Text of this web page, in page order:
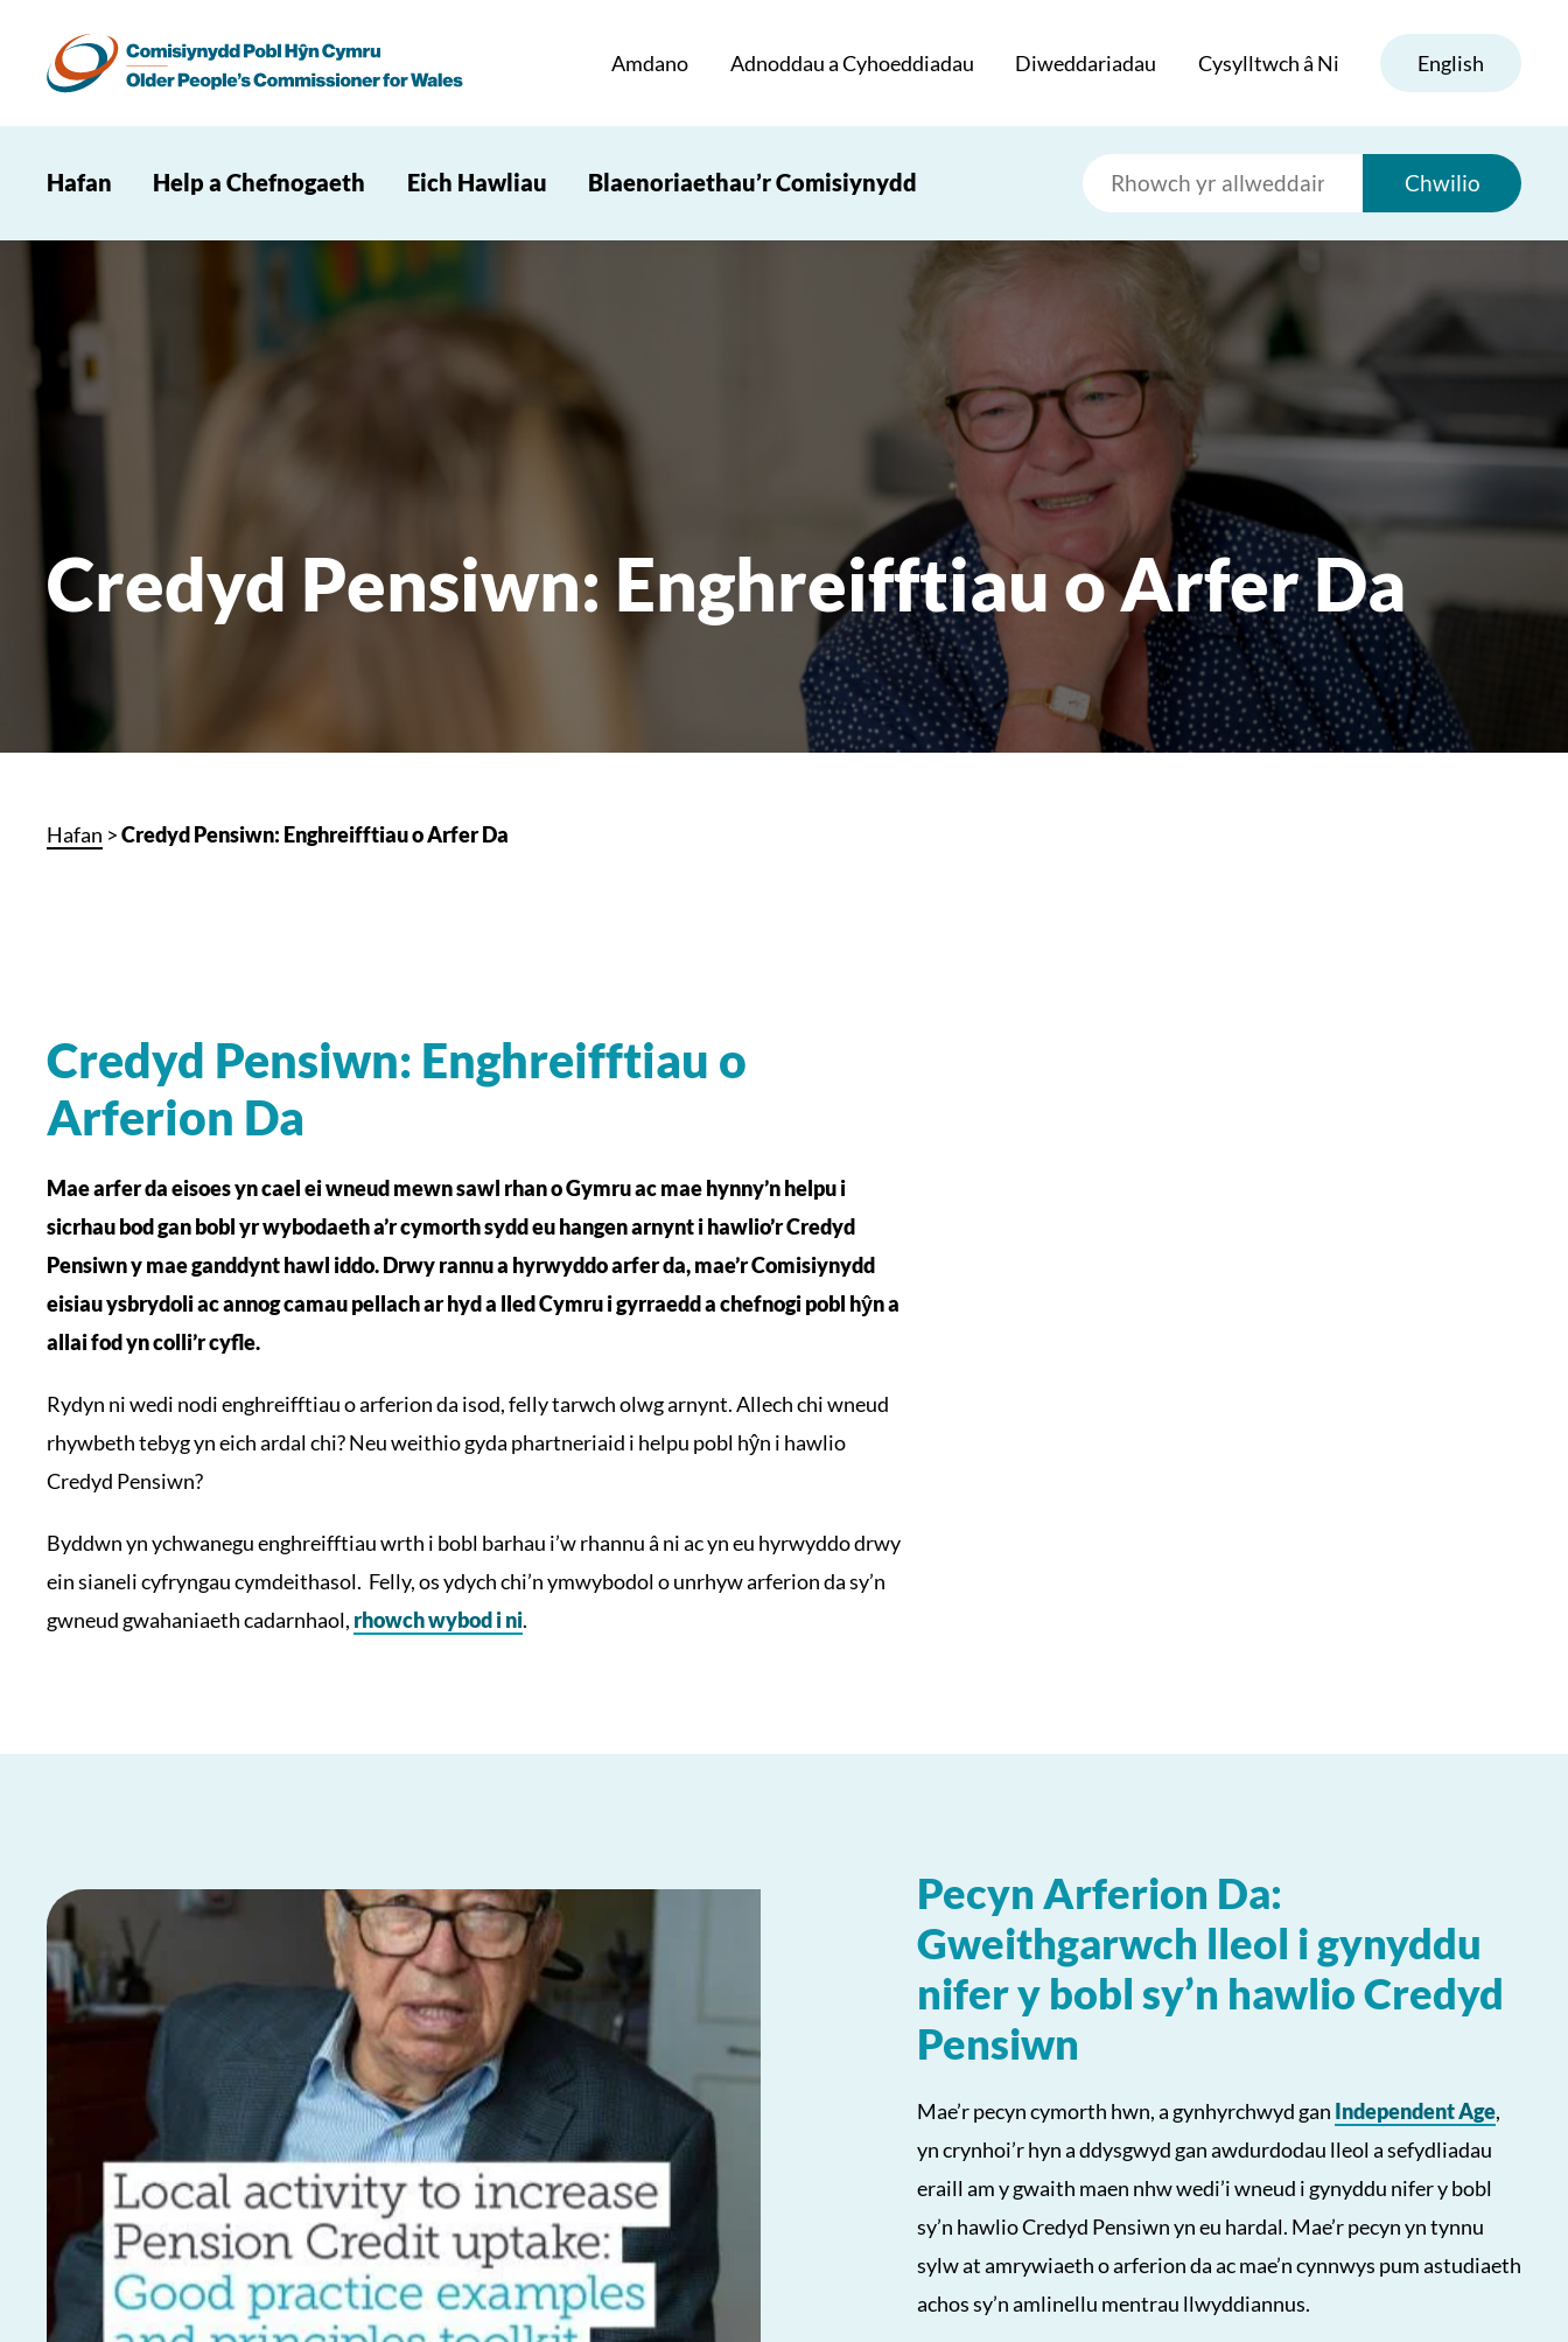
Amdano Adnoddau a Cyhoeddiadau Diweddariadau Cysylltwch â Ni English
Hafan Help a Chefnogaeth Eich Hawliau Blaenoriaethau’r Comisiynydd Chwilio
Credyd Pensiwn: Enghreifftiau o Arfer Da
Hafan >Credyd Pensiwn: Enghreifftiau o Arfer Da
Credyd Pensiwn: Enghreifftiau o
Arferion Da
Mae arfer da eisoes yn cael ei wneud mewn sawl rhan o Gymru ac mae hynny’n helpu i
sicrhau bod gan bobl yr wybodaeth a’r cymorth sydd eu hangen arnynt i hawlio’r Credyd
Pensiwn y mae ganddynt hawl iddo. Drwy rannu a hyrwyddo arfer da, mae’r Comisiynydd
eisiau ysbrydoli ac annog camau pellach ar hyd a lled Cymru i gyrraedd a chefnogi pobl hŷn a
allai fod yn colli’r cyfle.
Rydyn ni wedi nodi enghreifftiau o arferion da isod, felly tarwch olwg arnynt. Allech chi wneud
rhywbeth tebyg yn eich ardal chi? Neu weithio gyda phartneriaid i helpu pobl hŷn i hawlio
Credyd Pensiwn?
Byddwn yn ychwanegu enghreifftiau wrth i bobl barhau i’w rhannu â ni ac yn eu hyrwyddo drwy
ein sianeli cyfryngau cymdeithasol. Felly, os ydych chi’n ymwybodol o unrhyw arferion da sy’n
gwneud gwahaniaeth cadarnhaol, rhowch wybod i ni.
Pecyn Arferion Da:
Gweithgarwch lleol i gynyddu
nifer y bobl sy’n hawlio Credyd
Pensiwn
Mae’r pecyn cymorth hwn, a gynhyrchwyd gan Independent Age,
yn crynhoi’r hyn a ddysgwyd gan awdurdodau lleol a sefydliadau
eraill am y gwaith maen nhw wedi’i wneud i gynyddu nifer y bobl
sy’n hawlio Credyd Pensiwn yn eu hardal. Mae’r pecyn yn tynnu
sylw at amrywiaeth o arferion da ac mae’n cynnwys pum astudiaeth
achos sy’n amlinellu mentrau llwyddiannus.